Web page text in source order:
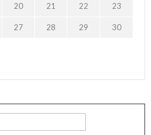
20 21 22 23
27 28 29 30